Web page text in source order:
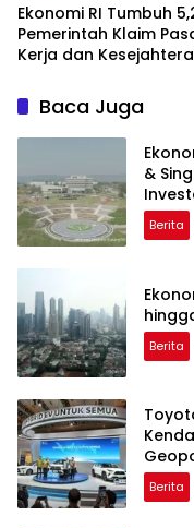
Ekonomi RI Tumbuh
Pemerintah Klaim
Kerja dan
Baca Juga
&
Berita
Berita
Berita